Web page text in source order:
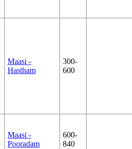
Maasi -
Hastham
300-
600
Maasi -
Pooradam
600-
840